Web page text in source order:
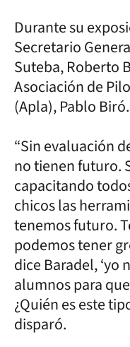
Durante su
Secretario
Suteba, Roberto
Asociación de
(Apla), Pablo Biró.
“Sin evaluación
no tienen futuro.
capacitando
chicos las
tenemos futuro.
podemos tener
dice Baradel, ‘yo
alumnos para
¿Quién es este
disparó.